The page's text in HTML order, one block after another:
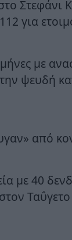
Στεφάνι
για
με
ψευδή
από
με 40